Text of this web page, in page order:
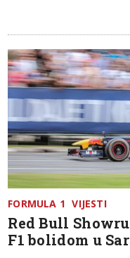
FORMULA 1 VIJESTI
Red Bull
F1 bolidom u